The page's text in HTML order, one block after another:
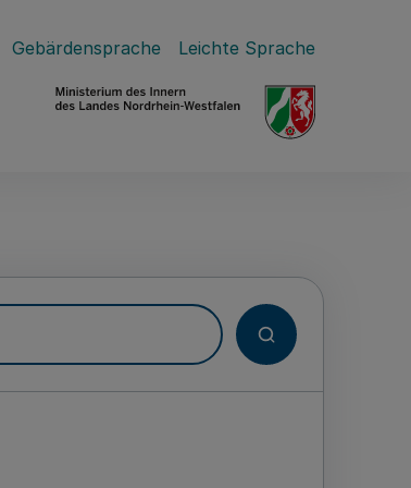
Gebärdensprache Leichte Sprache